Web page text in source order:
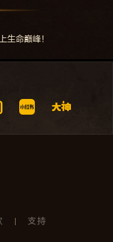
生命巅峰！
支持